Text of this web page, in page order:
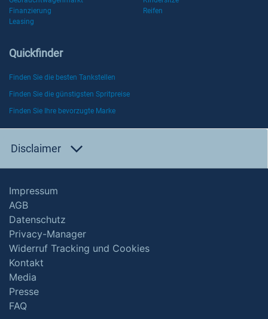
Finanzierung
Reifen
Leasing
Quickfinder
Finden Sie die besten Tankstellen
Finden Sie die günstigsten Spritpreise
Finden Sie Ihre bevorzugte Marke
Disclaimer
Impressum
AGB
Datenschutz
Privacy-Manager
Widerruf Tracking und Cookies
Kontakt
Media
Presse
FAQ